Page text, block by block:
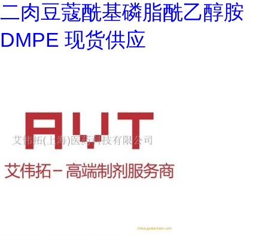
二肉豆蔻酰基磷脂酰乙醇胺
DMPE 现货供应